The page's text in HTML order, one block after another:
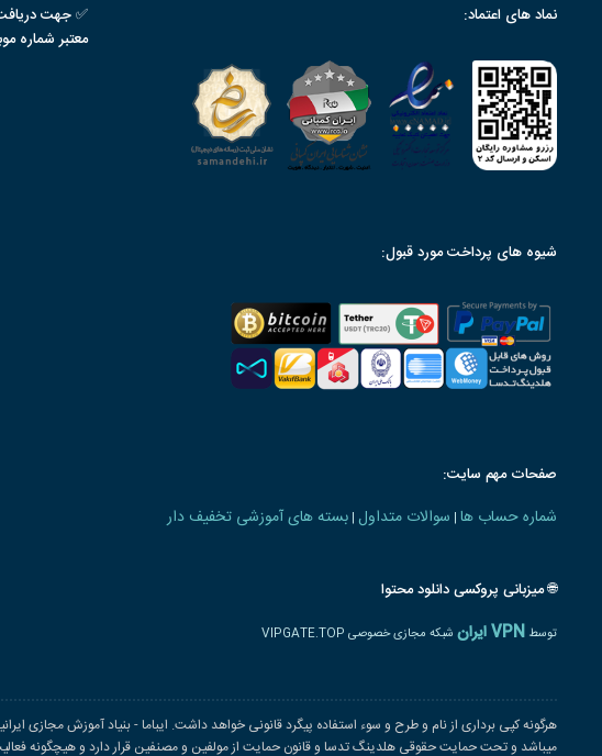
نماد های اعتماد:
شیوه های پرداخت مورد قبول:
صفحات مهم سایت:
شماره حساب ها | سوالات متداول | بسته های آموزشی تخفیف دار
🌐 میزبانی پروکسی دانلود محتوا
توسط VPN ایران شبکه مجازی خصوصی VIPGATE.TOP
✅ جهت
معتبر شماره
هرگونه کپی برداری از نام و طرح و سوء استفاده پیگرد قانونی خواهد داشت. ایباما - بنیاد آموزش مجازی
میباشد و تحت حمایت حقوقی هلدینگ تدسا و قانون حمایت از مولفین و مصنفین قرار دارد و هیچگونه